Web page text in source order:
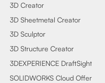
3D Creator
3D Sheetmetal Creator
3D Sculptor
3D Structure Creator
3DEXPERIENCE DraftSight
SOLIDWORKS Cloud Offer